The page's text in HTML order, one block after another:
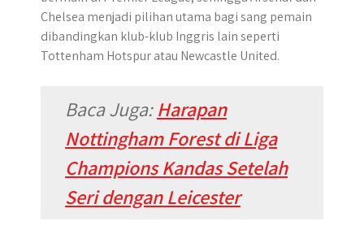
Chelsea menjadi pilihan utama bagi sang pemain
dibandingkan klub-klub Inggris lain seperti
Tottenham Hotspur atau Newcastle United.
Baca Juga:Harapan
Nottingham Forest di Liga
Champions Kandas Setelah
Seri dengan Leicester